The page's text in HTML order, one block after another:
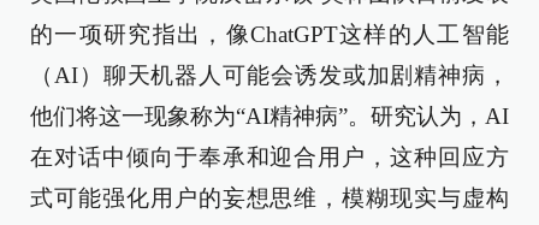
的一项研究指出，像ChatGPT这样的人工智能
（AI）聊天机器人可能会诱发或加剧精神病，
他们将这一现象称为“AI精神病”。研究认为，AI
在对话中倾向于奉承和迎合用户，这种回应方
式可能强化用户的妄想思维，模糊现实与虚构